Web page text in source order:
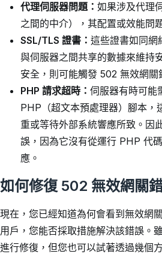
代理伺服器問題： 如果涉及代理
之間的中介），其配置或效能問
SSL/TLS 證書： 這些證書如同網
與伺服器之間共享的數據來維持
安全，則可能觸發 502 無效網關
PHP 請求超時： 伺服器有時可能
PHP（超文本預處理器）腳本，
重或等待外部系統響應所致。因
誤，因為它沒有從運行 PHP 代
應。
如何修復 502 無效網關
現在，您已經知道為何會看到無效網
用戶，您能否採取措施解決該錯誤。
進行修復，但您也可以試著透過幾個